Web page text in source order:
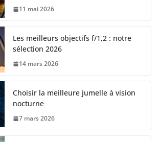
11 mai 2026
Les meilleurs objectifs f/1,2 : notre
sélection 2026
14 mars 2026
Choisir la meilleure jumelle à vision
nocturne
7 mars 2026